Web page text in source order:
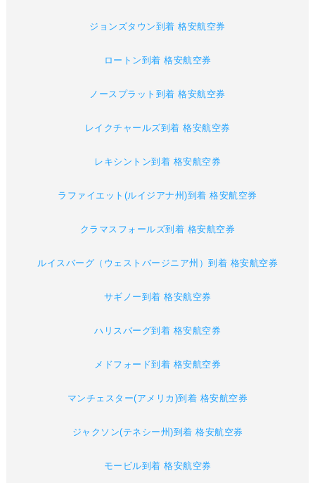
ジョンズタウン到着 格安航空券
ロートン到着 格安航空券
ノースプラット到着 格安航空券
レイクチャールズ到着 格安航空券
レキシントン到着 格安航空券
ラファイエット(ルイジアナ州)到着 格安航空券
クラマスフォールズ到着 格安航空券
ルイスバーグ（ウェストバージニア州）到着 格安航空券
サギノー到着 格安航空券
ハリスバーグ到着 格安航空券
メドフォード到着 格安航空券
マンチェスター(アメリカ)到着 格安航空券
ジャクソン(テネシー州)到着 格安航空券
モービル到着 格安航空券